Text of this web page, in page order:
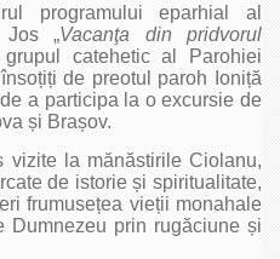
programului eparhial al
Jos „Vacanţa din pridvorul
catehetic al Parohiei
de preotul paroh Ioniță
a participa la o excursie de
și Brașov.
vizite la mănăstirile Ciolanu,
de istorie și spiritualitate,
frumusețea vieții monahale
prin rugăciune și